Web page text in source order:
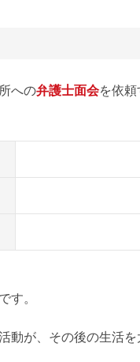
への弁護士面会を依頼
です。
動が、その後の生活を